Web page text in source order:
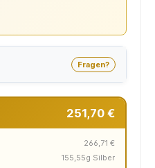
Fragen?
251,70 €
266,71 €
155,55g Silber